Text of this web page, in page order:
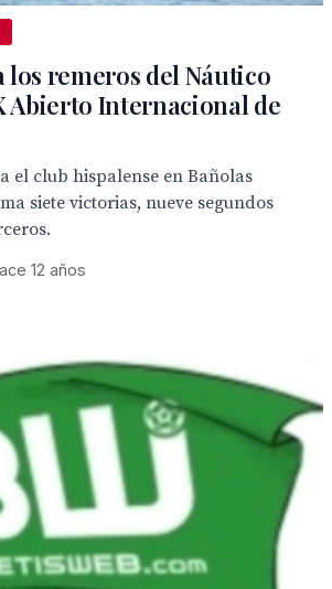
remeros del Náutico
Abierto Internacional de
el club hispalense en Bañolas
siete victorias, nueve segundos
12 años